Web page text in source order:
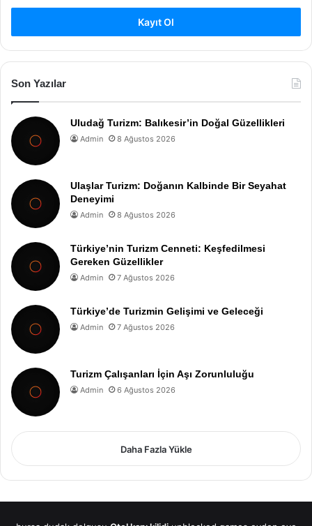
Kayıt Ol
Son Yazılar
Uludağ Turizm: Balıkesir’in Doğal Güzellikleri
Admin 8 Ağustos 2026
Ulaşlar Turizm: Doğanın Kalbinde Bir Seyahat
Deneyimi
Admin 8 Ağustos 2026
Türkiye’nin Turizm Cenneti: Keşfedilmesi
Gereken Güzellikler
Admin 7 Ağustos 2026
Türkiye’de Turizmin Gelişimi ve Geleceği
Admin 7 Ağustos 2026
Turizm Çalışanları İçin Aşı Zorunluluğu
Admin 6 Ağustos 2026
Daha Fazla Yükle